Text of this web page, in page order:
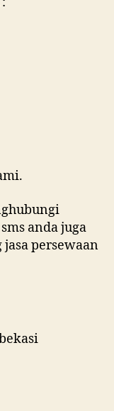
anda juga
persewaan